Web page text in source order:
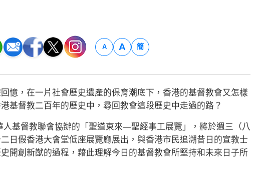
A A 簡
，在一片社會歷史遺產的保育潮底下，香港的基督教會又怎樣
基督教二百年的歷史中，尋回教會這段歷史中走過的路？
督教聯會協辦的「聖道東來—聖經事工展覽」，將於週三（八
日假香港大會堂低座展覽廳展出，與香港市民追溯昔日的宣教士
開創新猷的過程，藉此理解今日的基督教會所堅持和未來日子所